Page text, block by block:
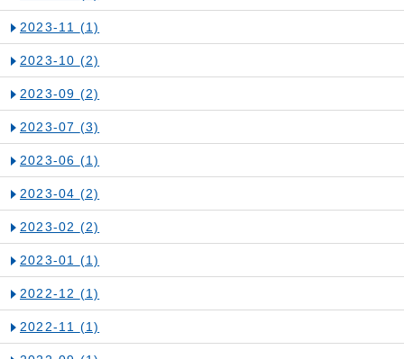
2023-11 (1)
2023-10 (2)
2023-09 (2)
2023-07 (3)
2023-06 (1)
2023-04 (2)
2023-02 (2)
2023-01 (1)
2022-12 (1)
2022-11 (1)